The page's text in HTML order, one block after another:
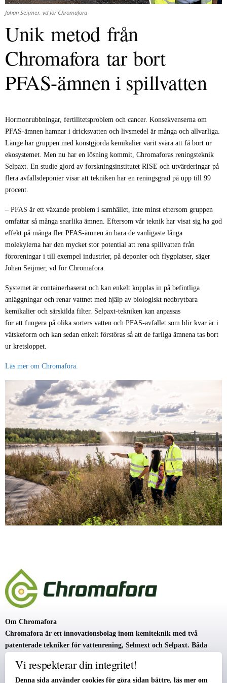
Johan Seijmer, vd för Chromafora
Unikmetod från
Chromafora tarbort
PFAS-ämnen i spillvatten
Hormonrubbningar, fertilitetsproblem och cancer. Konsekvenserna om
PFAS-ämnen hamnar i dricksvatten och livsmedel är många och allvarliga.
Länge har gruppen med konstgjorda kemikalier varit svåra att få bort ur
ekosystemet. Men nu har en lösning kommit, Chromaforas reningsteknik
Selpaxt. En studie gjord av forskningsinstitutet RISE och utvärderingar på
flera avfallsdeponier visar att tekniken har en reningsgrad på upp till 99
procent.
– PFAS är ett växande problem i samhället, inte minst eftersom gruppen
omfattar så många snarlika ämnen. Eftersom vår teknik har visat sig ha god
effekt på många fler PFAS-ämnen än bara de vanligaste långa
molekylerna har den mycket stor potential att rena spillvatten från
föroreningar i till exempel industrier, på deponier och flygplatser, säger
Johan Seijmer, vd för Chromafora.
Systemet är containerbaserat och kan enkelt kopplas in på befintliga
anläggningar och renar vattnet med hjälp av biologiskt nedbrytbara
kemikalier och särskilda filter. Selpaxt-tekniken kan anpassas
för att fungera på olika sorters vatten och PFAS-avfallet som blir kvar är i
vätskeform och kan sedan enkelt förstöras så att de farliga ämnena tas bort
ur kretsloppet.
Läs mer om Chromafora.
Om Chromafora
Chromafora är ett innovationsbolag inom kemiteknik med två
patenterade tekniker för vattenrening, Selmext och Selpaxt. Båda
teknikerna går ut på att avgifta och med hjälp av selektivitet minska
avfallsmängderna. Bolaget grundades 2010 av Dr Gaston Lavén och
Dr Martin Kullberg och ägs av grundarna samt Ragn-Sells, Flerie,
Vi respekterar din integritet!
Denna sida använder cookies för göra sidan bättre, läs mer om